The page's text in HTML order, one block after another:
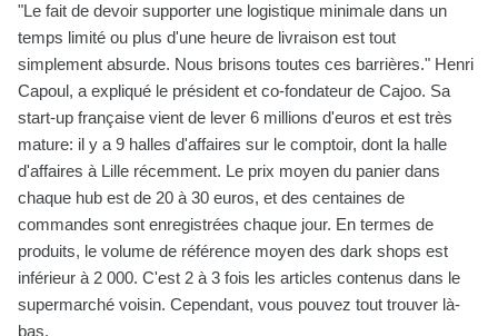
"Le fait de devoir supporter une logistique minimale dans un
temps limité ou plus d'une heure de livraison est tout
simplement absurde. Nous brisons toutes ces barrières." Henri
Capoul, a expliqué le président et co-fondateur de Cajoo. Sa
start-up française vient de lever 6 millions d'euros et est très
mature: il y a 9 halles d'affaires sur le comptoir, dont la halle
d'affaires à Lille récemment. Le prix moyen du panier dans
chaque hub est de 20 à 30 euros, et des centaines de
commandes sont enregistrées chaque jour. En termes de
produits, le volume de référence moyen des dark shops est
inférieur à 2 000. C'est 2 à 3 fois les articles contenus dans le
supermarché voisin. Cependant, vous pouvez tout trouver là-
bas.